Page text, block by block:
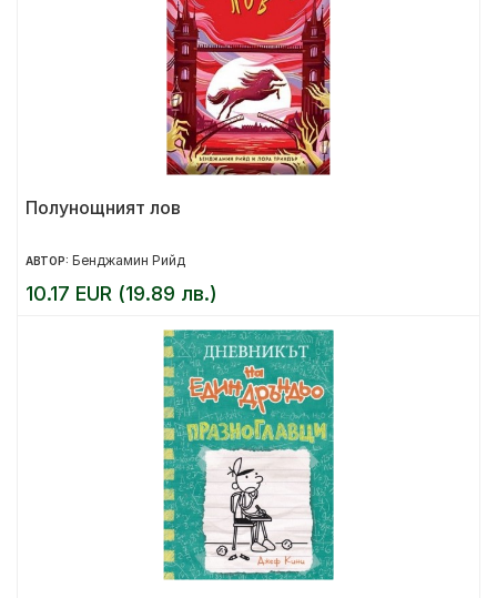
Полунощният лов
АВТОР: Бенджамин Рийд
10.17 EUR (19.89 лв.)